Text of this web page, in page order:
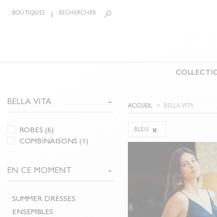
BOUTIQUES RECHERCHER
LA COLLECTION
T-SHIRTS
BIJOUX
BELLA VITA
ROBES (6)
COMBINAISONS (1)
EN CE MOMENT
SUMMER DRESSES
ENSEMBLES
ACCUEIL BELLA VITA
BLEU